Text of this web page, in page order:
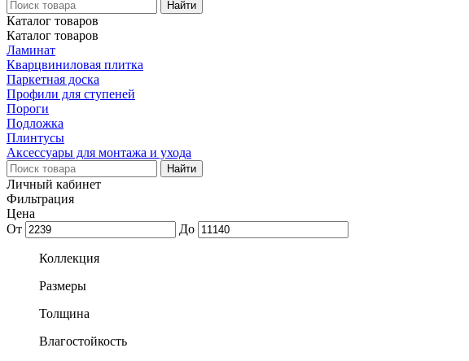
Каталог товаров
Каталог товаров
Ламинат
Кварцвиниловая плитка
Паркетная доска
Профили для ступеней
Пороги
Подложка
Плинтусы
Аксессуары для монтажа и ухода
Личный кабинет
Фильтрация
Цена
От
До
Коллекция
Размеры
Толщина
Влагостойкость